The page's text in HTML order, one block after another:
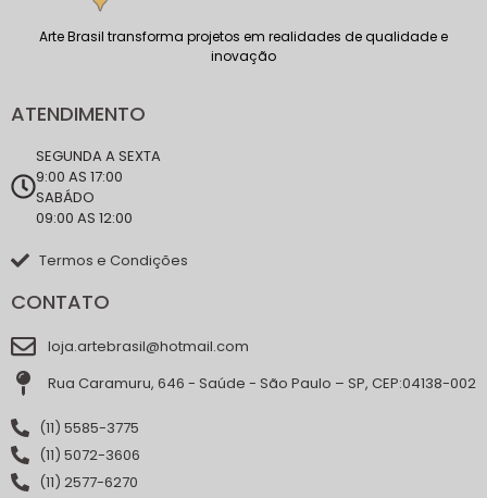
Arte Brasil transforma projetos em realidades de qualidade e
inovação
ATENDIMENTO
SEGUNDA A SEXTA
9:00 AS 17:00
SABÁDO
09:00 AS 12:00
Termos e Condições
CONTATO
loja.artebrasil@hotmail.com
Rua Caramuru, 646 - Saúde - São Paulo – SP, CEP:04138-002
(11) 5585-3775
(11) 5072-3606
(11) 2577-6270